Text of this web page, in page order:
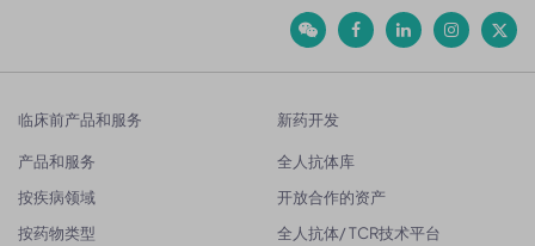
临床前产品和服务
产品和服务
按疾病领域
按药物类型
新药开发
全人抗体库
开放合作的资产
全人抗体/ TCR技术平台